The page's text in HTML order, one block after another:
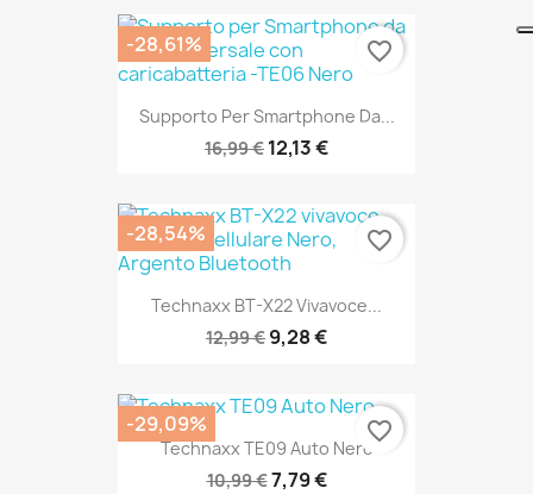
SOLO ONLINE
Supporto Per Smartphone Da...
16,99 € 12,13 €
-28,61% favorite_border
Technaxx BT-X22 Vivavoce...
12,99 € 9,28 €
SOLO ONLINE
-28,54% favorite_border
Technaxx TE09 Auto Nero
10,99 €7,79 €
-29,09% favorite_border